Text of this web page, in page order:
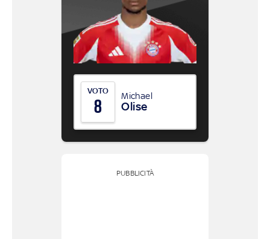
VOTO
8 Michael
Olise
PUBBLICITÀ